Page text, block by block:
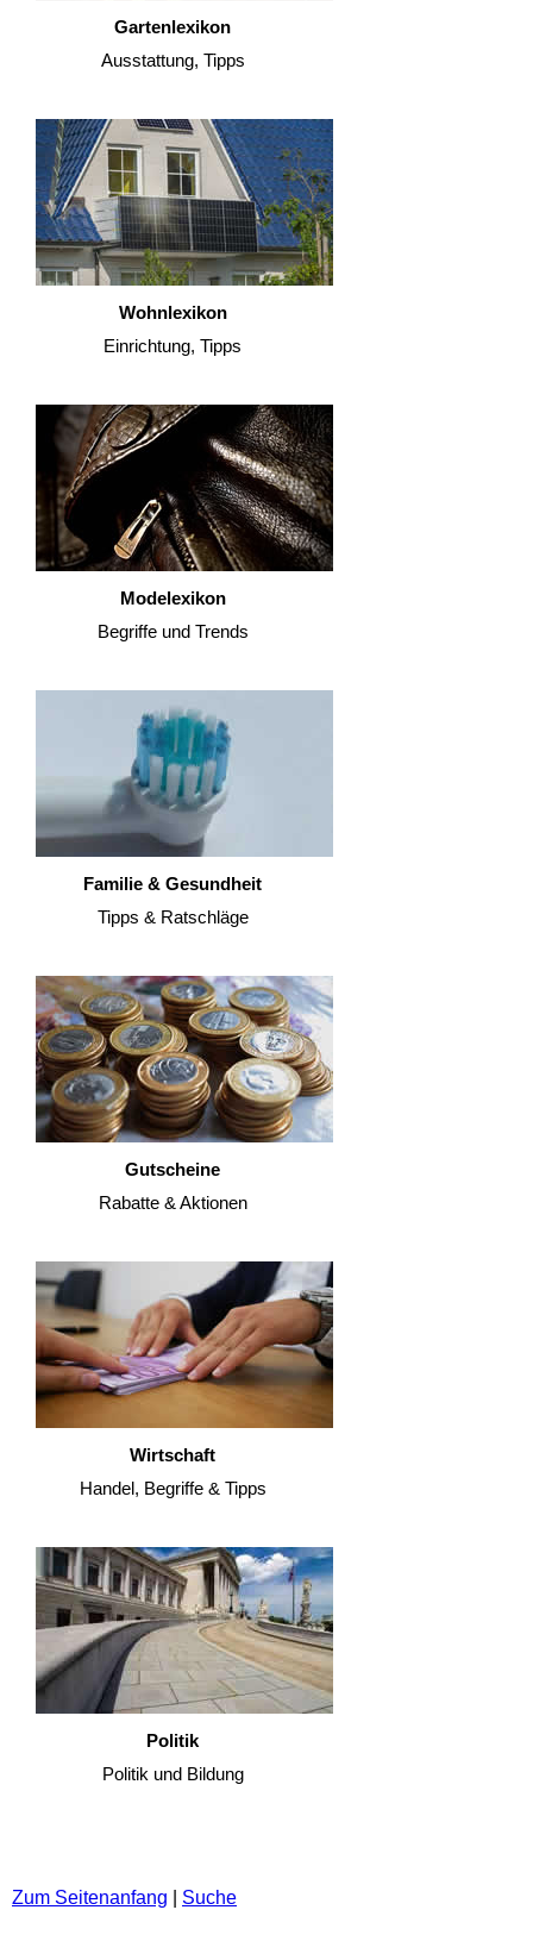
Gartenlexikon
Ausstattung, Tipps
Wohnlexikon
Einrichtung, Tipps
Modelexikon
Begriffe und Trends
Familie & Gesundheit
Tipps & Ratschläge
Gutscheine
Rabatte & Aktionen
Wirtschaft
Handel, Begriffe & Tipps
Politik
Politik und Bildung
Zum Seitenanfang Suche